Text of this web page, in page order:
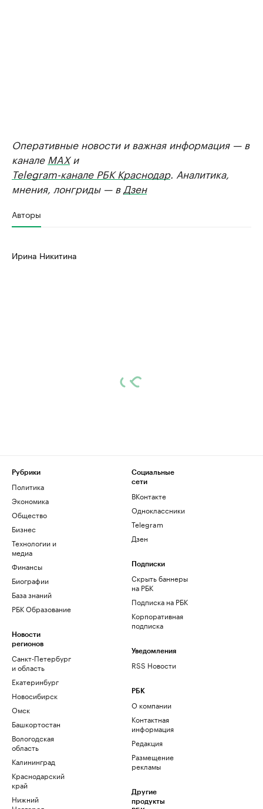
Оперативные новости и важная информация — в
канале MAXи
Telegram-канале РБК Краснодар. Аналитика,
мнения, лонгриды — в Дзен
Авторы
Ирина Никитина
Рубрики
Политика
Экономика
Общество
Бизнес
Технологии и
медиа
Финансы
Биографии
База знаний
РБК Образование
Новости
регионов
Санкт-Петербург
и область
Екатеринбург
Новосибирск
Омск
Башкортостан
Вологодская
область
Калининград
Краснодарский
край
Нижний
Социальные
сети
ВКонтакте
Одноклассники
Telegram
Дзен
Подписки
Скрыть баннеры
на РБК
Подписка на РБК
Корпоративная
подписка
Уведомления
RSS Новости
РБК
О компании
Контактная
информация
Редакция
Размещение
рекламы
Другие
продукты